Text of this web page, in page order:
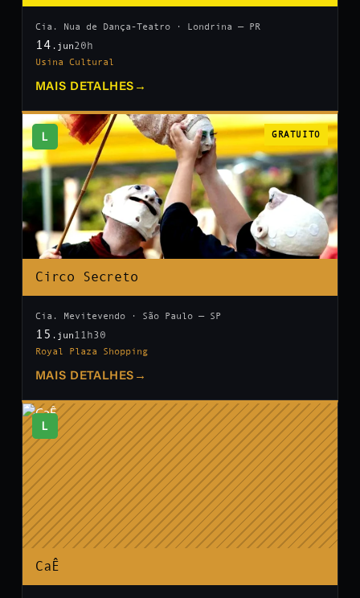
Cia. Nua de Dança-Teatro · Londrina — PR
14 .jun20h
Usina Cultural
MAIS DETALHES →
L GRATUITO
Circo Secreto
Cia. Mevitevendo · São Paulo — SP
15 .jun 11h30
Royal Plaza Shopping
MAIS DETALHES →
L
CaÊ